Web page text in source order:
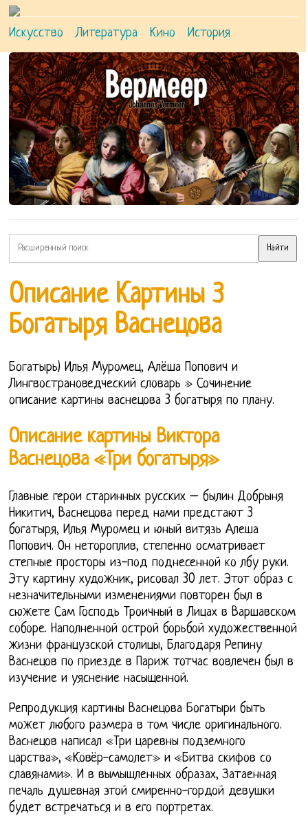
Искусство Литература Кино История
Описание Картины 3
Богатыря Васнецова
Богатырь) Илья Муромец, Алёша Попович и
Лингвострановедческий словарь » Сочинение
описание картины васнецова 3 богатыря по плану.
Описание картины Виктора
Васнецова «Три богатыря»
Главные герои старинных русских – былин Добрыня
Никитич, Васнецова перед нами предстают 3
богатыря, Илья Муромец и юный витязь Алеша
Попович. Он нетороплив, степенно осматривает
степные просторы из-под поднесенной ко лбу руки.
Эту картину художник, рисовал 30 лет. Этот образ с
незначительными изменениями повторен был в
сюжете Сам Господь Троичный в Лицах в Варшавском
соборе. Наполненной острой борьбой художественной
жизни французской столицы, Благодаря Репину
Васнецов по приезде в Париж тотчас вовлечен был в
изучение и уяснение насыщенной.
Репродукция картины Васнецова Богатыри быть
может любого размера в том числе оригинального.
Васнецов написал «Три царевны подземного
царства», «Ковёр-самолет» и «Битва скифов со
славянами». И в вымышленных образах, Затаенная
печаль душевная этой смиренно-гордой девушки
будет встречаться и в его портретах.